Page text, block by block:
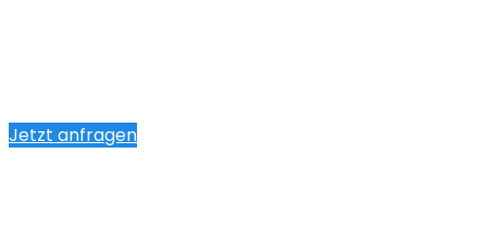
Jetzt anfragen